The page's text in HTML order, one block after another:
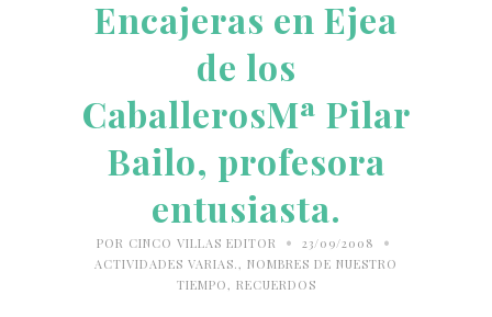
Encajeras en Ejea
de los
CaballerosMª Pilar
Bailo, profesora
entusiasta.
POR CINCO VILLAS EDITOR • 23/09/2008 •
ACTIVIDADES VARIAS. , NOMBRES DE NUESTRO
TIEMPO , RECUERDOS